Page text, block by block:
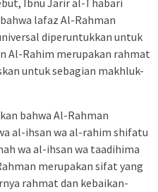
Ibnu Jarir al-Thabari
lafaz Al-Rahman
diperuntukkan untuk
Al-Rahim merupakan rahmat
untuk sebagian makhluk-
bahwa Al-Rahman
al-ihsan wa al-rahim shifatu
wa al-ihsan wa taadihima
merupakan sifat yang
rahmat dan kebaikan-